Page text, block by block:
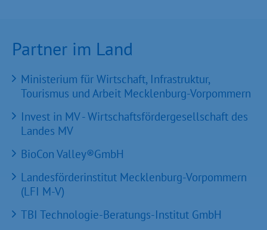
Partner im Land
Ministerium für Wirtschaft, Infrastruktur,
Tourismus und Arbeit Mecklenburg-Vorpommern
Invest in MV - Wirtschaftsfördergesellschaft des
Landes MV
BioCon Valley®GmbH
Landesförderinstitut Mecklenburg-Vorpommern
(LFI M-V)
TBI Technologie-Beratungs-Institut GmbH